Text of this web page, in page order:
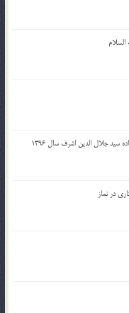
جلال الدین اشرف سال 1396
در نماز